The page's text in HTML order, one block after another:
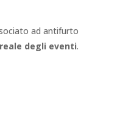
ad antifurto
degli eventi.